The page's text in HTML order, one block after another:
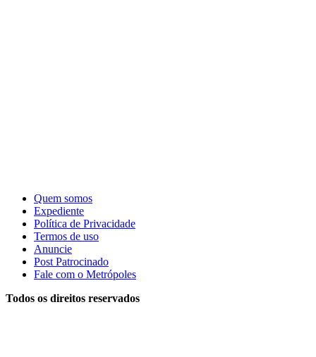
Quem somos
Expediente
Política de Privacidade
Termos de uso
Anuncie
Post Patrocinado
Fale com o Metrópoles
Todos os direitos reservados